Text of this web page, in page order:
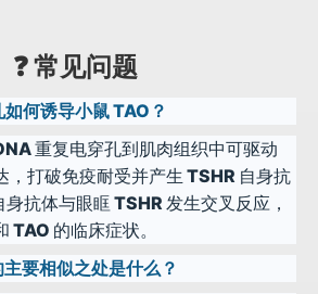
❓ 常见问题
何诱导小鼠 TAO？
重复电穿孔到肌肉组织中可驱动
，打破免疫耐受并产生 TSHR 自身抗
抗体与眼眶 TSHR 发生交叉反应，
TAO 的临床症状。
要相似之处是什么？